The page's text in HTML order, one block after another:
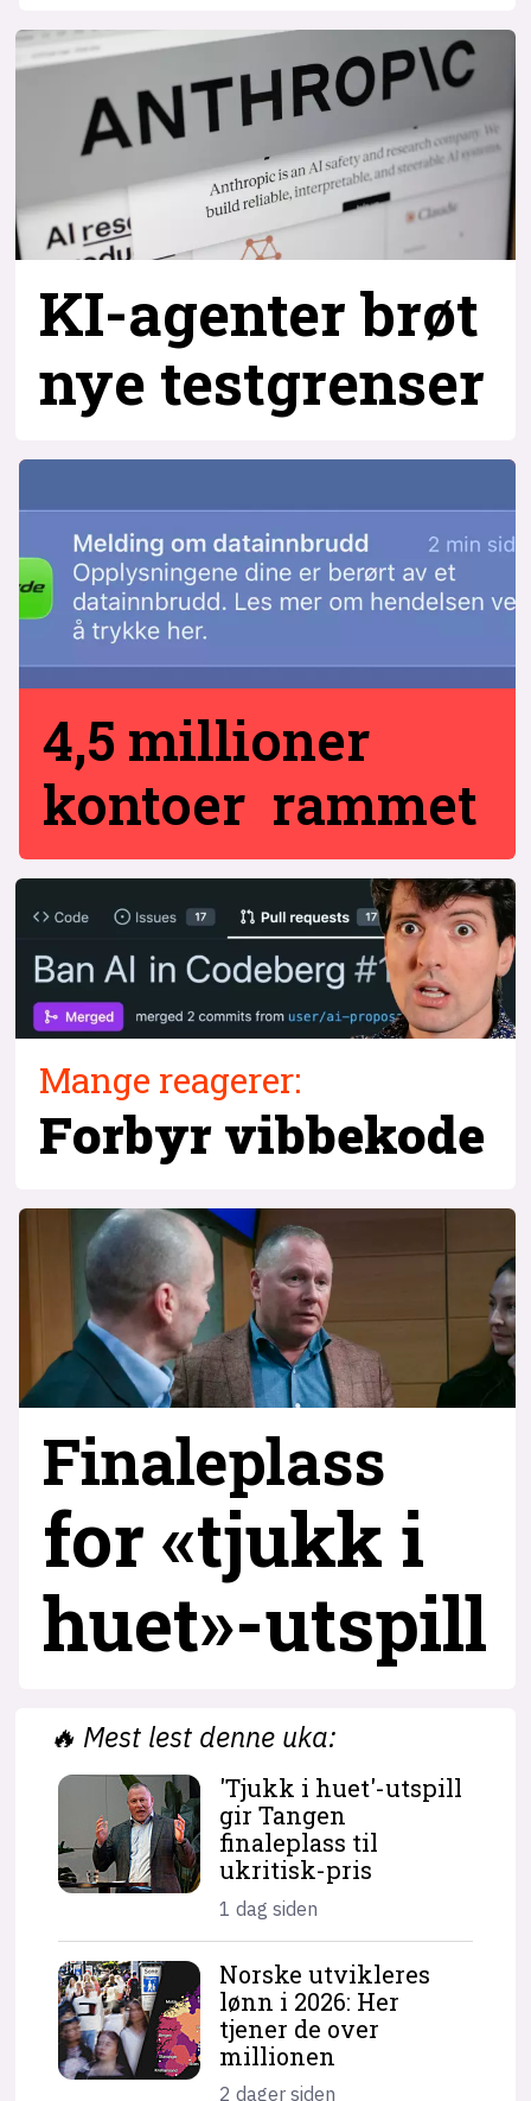
KI-agenter brøt
nye testgrenser
4,5 millioner
kontoer rammet
Mange reagerer:
Forbyr vibbekode
Finaleplass
for «tjukk i
huet»-utspill
🔥 Mest lest denne uka:
'Tjukk i huet'-utspill
gir Tangen
finaleplass til
ukritisk-pris
1 dag siden
Norske utvikleres
lønn i 2026: Her
tjener de over
millionen
2 dager siden